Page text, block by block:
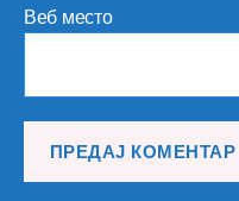
Веб место